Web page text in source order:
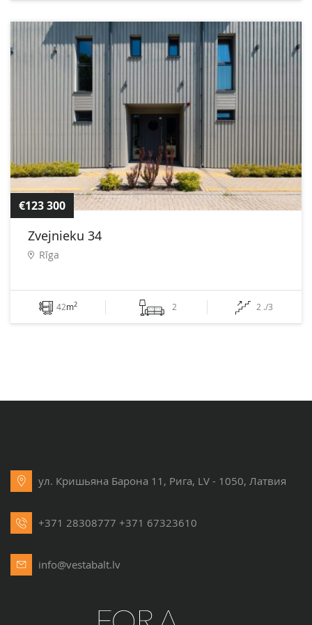
€123 300
Zvejnieku 34
Rīga
42m2 2 2 ./3
ул. Кришьяна Барона 11, Рига, LV - 1050, Латвия
+371 28308777 +371 67323610
info@vestabalt.lv